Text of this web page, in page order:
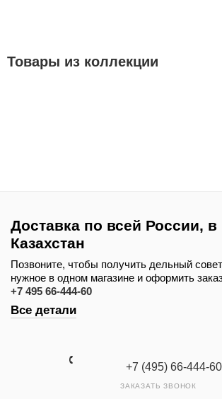
Товары из коллекции
Доставка по всей России,
Казахстан
Позвоните, чтобы получить дельный
нужное в одном магазине и оформить
+7 495 66-444-60
Все детали
+7 (495) 66-444-60
ЗАКАЗАТЬ ЗВОНОК